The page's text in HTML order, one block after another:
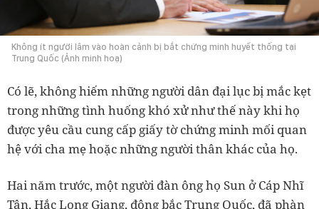
Không ít người lâm vào hoàn cảnh bị bắt chứng minh huyết thống tại
Trung Quốc (Ảnh minh hoạ)
Có lẽ, không hiếm những người dân đại lục bị mắc kẹt
trong những tình huống khó xử như thế này khi họ
được yêu cầu cung cấp giấy tờ chứng minh mối quan
hệ với cha mẹ hoặc những người thân khác của họ.
Hai năm trước, một người đàn ông họ Sun ở Cáp Nhĩ
Tân, Hắc Long Giang, đông bắc Trung Quốc, đã phàn